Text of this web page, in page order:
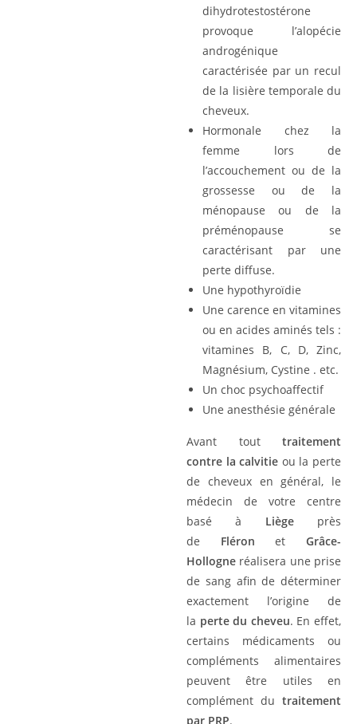
dihydrotestostérone
provoque l’alopécie
androgénique
caractérisée par un recul
de la lisière temporale du
cheveux.
Hormonale chez la
femme lors de
l’accouchement ou de la
grossesse ou de la
ménopause ou de la
préménopause se
caractérisant par une
perte diffuse.
Une hypothyroïdie
Une carence en vitamines
ou en acides aminés tels :
vitamines B, C, D, Zinc,
Magnésium, Cystine . etc.
Un choc psychoaffectif
Une anesthésie générale
Avant tout traitement
contre la calvitie ou la perte
de cheveux en général, le
médecin de votre centre
basé à Liègeprès
de Fléron etGrâce-
Hollogne réalisera une prise
de sang afin de déterminer
exactement l’origine de
la perte du cheveu. En effet,
certains médicaments ou
compléments alimentaires
peuvent être utiles en
complément du traitement
par PRP.